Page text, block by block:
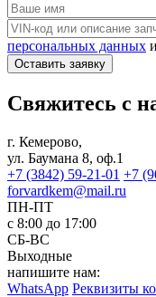
персональных данных
Оставить заявку
Свяжитесь с
г. Кемерово,
ул. Баумана 8, оф.1
+7 (3842) 59-21-01 +7
forvardkem@mail.ru
ПН-ПТ
с 8:00 до 17:00
СБ-ВС
Выходные
напишите нам:
WhatsApp Реквизиты